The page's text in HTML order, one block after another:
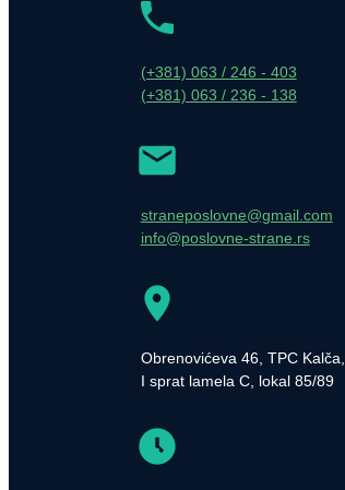
(+381) 063 / 246 - 403
(+381) 063 / 236 - 138
straneposlovne@gmail.com
info@poslovne-strane.rs
Obrenovićeva 46, TPC Kalča,
I sprat lamela C, lokal 85/89